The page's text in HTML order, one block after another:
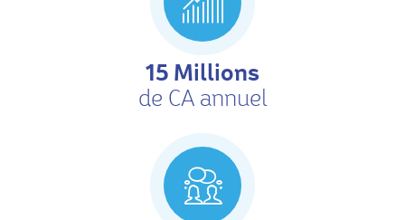
15 Millions
de CA annuel